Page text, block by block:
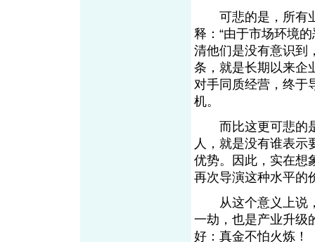
可悲的是，所有业
释：“由于市场环境
清他们是没有意识到
条，就是长期以来企
对手同质经营，终于
机。
而比这更可悲的是
人，就是没有谁表示
优势。因此，实在想
再次导演这种水平的
从这个意义上说，
一劫，也是产业升级
好：真金不怕火炼！